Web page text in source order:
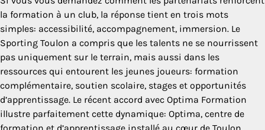
la formation à un club, la réponse tient en trois mots
simples: accessibilité, accompagnement, immersion. Le
Sporting Toulon a compris que les talents ne se nourrissent
pas uniquement sur le terrain, mais aussi dans les
ressources qui entourent les jeunes joueurs: formation
complémentaire, soutien scolaire, stages et opportunités
d’apprentissage. Le récent accord avec Optima Formation
illustre parfaitement cette dynamique: Optima, centre de